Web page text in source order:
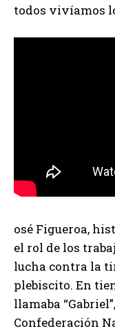
todos vivíamos
osé Figueroa,
el rol de los
lucha contra la
plebiscito. En
llamaba
Confederación